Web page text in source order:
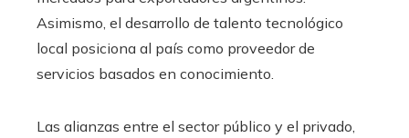
Asimismo, el desarrollo de talento tecnológico
local posiciona al país como proveedor de
servicios basados en conocimiento.
Las alianzas entre el sector público y el privado,